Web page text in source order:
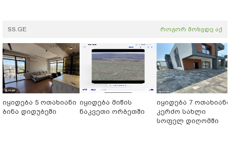
SS.GE როგორ მოხვდე აქ
იყიდება 5 ოთახიანი
ბინა დიდუბეში
იყიდება მიწის
ნაკვეთი ორბეთში
იყიდება 7 ოთახიანი
კერძო სახლი
სოფელ დიღომში